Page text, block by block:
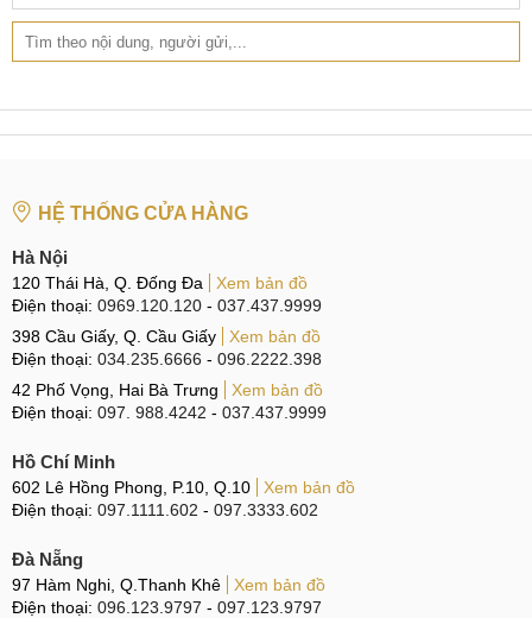
các loại TV khác trên thị trường gần như không gặp phải bất
cứ vướng mắc nào. Thiết bị này sở hữu khá nhiều chuẩn
mạng Ethernet, cổng kết nối âm thanh và kết nối ăng-ten.
Bên cạnh là địa chỉ bán điện thoại uy tín, MobileCity còn
mang đến cho khách hàng nhiều thiết bị thông minh khác
của các hãng sản xuất uy tín. Đến với MobileCity bạn sẽ
được các nhân viên tư vấn lựa chọn sản phẩm phù hợp, trải
nghiệm máy trước khi quyết định bỏ tiền sở hữu bất cứ thiết
Giá bán TV Xiaomi Mi TV 3S 70 inch tại MobileCity luôn
cạnh tranh. Ra mắt tại thị trường Trung Quốc, sản phẩm này
có giá 9999 nhân dân tệ (tương đương 1.500 USD). Ngay
lúc này nếu bạn quan tâm và muốn biết thêm thông tin về
HỆ THỐNG CỬA HÀNG
Hà Nội
120 Thái Hà, Q. Đống Đa
Xem bản đồ
Điện thoại: 0969.120.120 - 037.437.9999
398 Cầu Giấy, Q. Cầu Giấy
Xem bản đồ
Điện thoại: 034.235.6666 - 096.2222.398
42 Phố Vọng, Hai Bà Trưng
Xem bản đồ
Điện thoại: 097. 988.4242 - 037.437.9999
Hồ Chí Minh
602 Lê Hồng Phong, P.10, Q.10
Xem bản đồ
Điện thoại: 097.1111.602 - 097.3333.602
Đà Nẵng
97 Hàm Nghi, Q.Thanh Khê
Xem bản đồ
Điện thoại: 096.123.9797 - 097.123.9797